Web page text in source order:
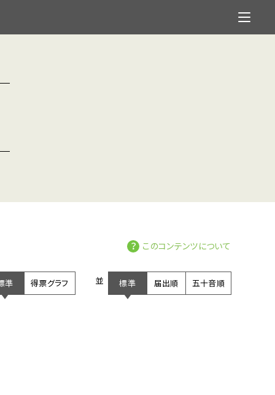
このコンテンツについて
準 得票グラフ 並び 標準 届出順 五十音順